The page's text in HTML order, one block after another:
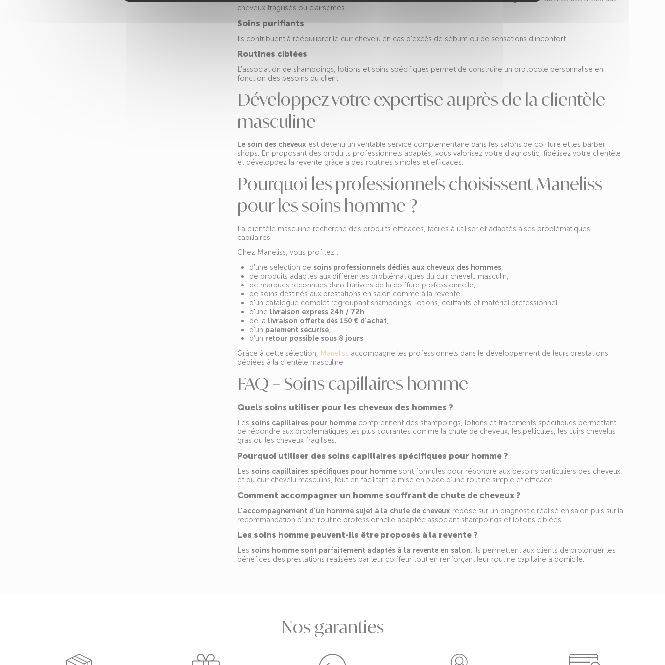
cheveux fragilisés ou clairsemés.
Soins purifiants
Ils contribuent à rééquilibrer le cuir chevelu en cas d'excès de sébum ou de sensations d'inconfort.
Routines ciblées
L'association de shampoings, lotions et soins spécifiques permet de construire un protocole personnalisé en
fonction des besoins du client.
Développez votre expertise auprès de la clientèle
masculine
Le soin des cheveux est devenu un véritable service complémentaire dans les salons de coiffure et les barber
shops. En proposant des produits professionnels adaptés, vous valorisez votre diagnostic, fidélisez votre clientèle
et développez la revente grâce à des routines simples et efficaces.
Pourquoi les professionnels choisissent Maneliss
pour les soins homme ?
La clientèle masculine recherche des produits efficaces, faciles à utiliser et adaptés à ses problématiques
capillaires.
Chez Maneliss, vous profitez :
d'une sélection de soins professionnels dédiés aux cheveux des hommes,
de produits adaptés aux différentes problématiques du cuir chevelu masculin,
de marques reconnues dans l'univers de la coiffure professionnelle,
de soins destinés aux prestations en salon comme à la revente,
d'un catalogue complet regroupant shampoings, lotions, coiffants et matériel professionnel,
d'une livraison express 24h / 72h,
de la livraison offerte dès 150 € d'achat,
d'un paiement sécurisé,
d'un retour possible sous 8 jours.
Grâce à cette sélection, Maneliss accompagne les professionnels dans le développement de leurs prestations
dédiées à la clientèle masculine.
FAQ – Soins capillaires homme
Quels soins utiliser pour les cheveux des hommes ?
Les soins capillaires pour homme comprennent des shampoings, lotions et traitements spécifiques permettant
de répondre aux problématiques les plus courantes comme la chute de cheveux, les pellicules, les cuirs chevelus
gras ou les cheveux fragilisés.
Pourquoi utiliser des soins capillaires spécifiques pour homme ?
Les soins capillaires spécifiques pour homme sont formulés pour répondre aux besoins particuliers des cheveux
et du cuir chevelu masculins, tout en facilitant la mise en place d'une routine simple et efficace.
Comment accompagner un homme souffrant de chute de cheveux ?
L'accompagnement d'un homme sujet à la chute de cheveux repose sur un diagnostic réalisé en salon puis sur la
recommandation d'une routine professionnelle adaptée associant shampoings et lotions ciblées.
Les soins homme peuvent-ils être proposés à la revente ?
Les soins homme sont parfaitement adaptés à la revente en salon. Ils permettent aux clients de prolonger les
bénéfices des prestations réalisées par leur coiffeur tout en renforçant leur routine capillaire à domicile.
Nos garanties